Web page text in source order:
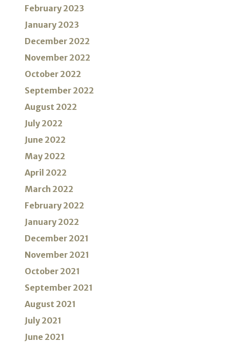
February 2023
January 2023
December 2022
November 2022
October 2022
September 2022
August 2022
July 2022
June 2022
May 2022
April 2022
March 2022
February 2022
January 2022
December 2021
November 2021
October 2021
September 2021
August 2021
July 2021
June 2021